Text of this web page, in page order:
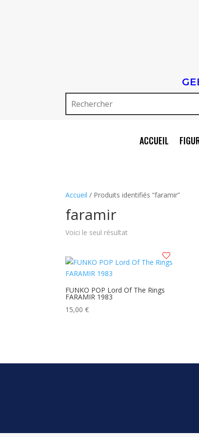
ACCUEIL
Accueil / Produits identifiés “faramir”
faramir
Voici le seul résultat
FUNKO POP Lord Of The Rings
FARAMIR 1983
15,00€